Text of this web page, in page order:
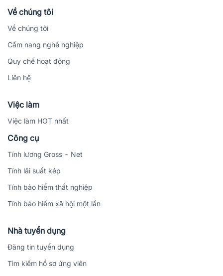
Về chúng tôi
Về chúng tôi
Cẩm nang nghề nghiệp
Quy chế hoạt động
Liên hệ
Việc làm
Việc làm HOT nhất
Công cụ
Tính lương Gross - Net
Tính lãi suất kép
Tính bảo hiểm thất nghiệp
Tính bảo hiểm xã hội một lần
Nhà tuyển dụng
Đăng tin tuyển dụng
Tìm kiếm hồ sơ ứng viên